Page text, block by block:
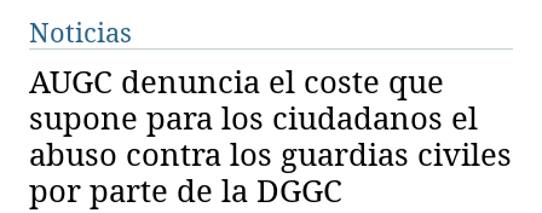
Noticias
AUGC denuncia el coste que
supone para los ciudadanos el
abuso contra los guardias civiles
por parte de la DGGC